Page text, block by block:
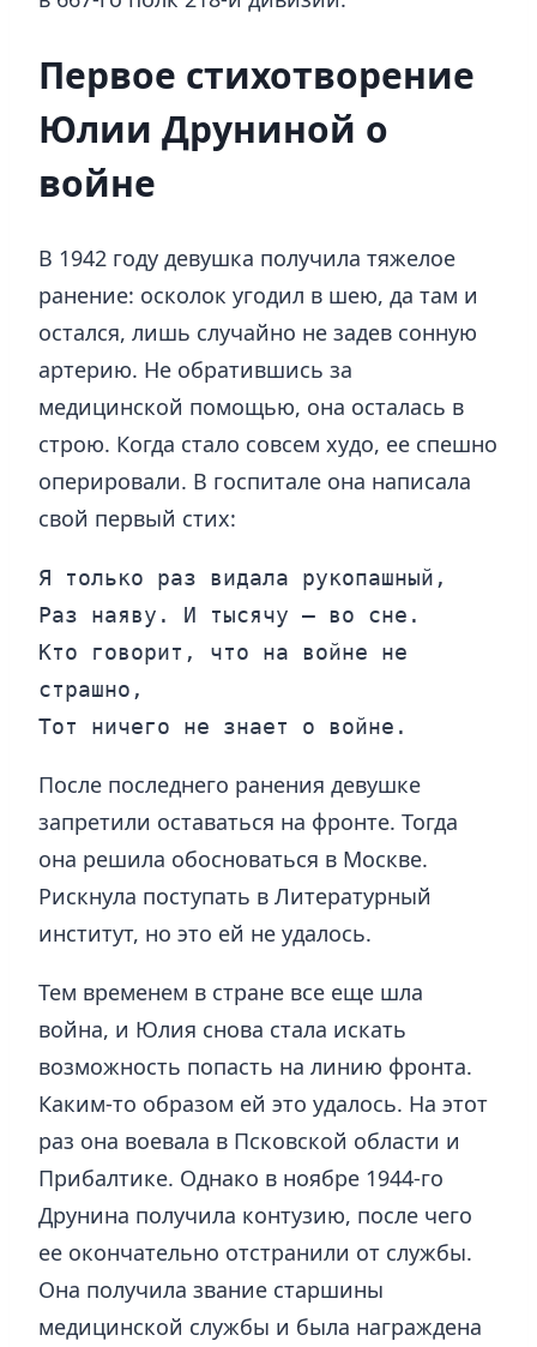
Первое стихотворение
Юлии Друниной о
войне
В 1942 году девушка получила тяжелое
ранение: осколок угодил в шею, да там и
остался, лишь случайно не задев сонную
артерию. Не обратившись за
медицинской помощью, она осталась в
строю. Когда стало совсем худо, ее спешно
оперировали. В госпитале она написала
свой первый стих:
Я только раз видала рукопашный,
Раз наяву. И тысячу — во сне.
Кто говорит, что на войне не
страшно,
Тот ничего не знает о войне.
После последнего ранения девушке
запретили оставаться на фронте. Тогда
она решила обосноваться в Москве.
Рискнула поступать в Литературный
институт, но это ей не удалось.
Тем временем в стране все еще шла
война, и Юлия снова стала искать
возможность попасть на линию фронта.
Каким-то образом ей это удалось. На этот
раз она воевала в Псковской области и
Прибалтике. Однако в ноябре 1944-го
Друнина получила контузию, после чего
ее окончательно отстранили от службы.
Она получила звание старшины
медицинской службы и была награждена